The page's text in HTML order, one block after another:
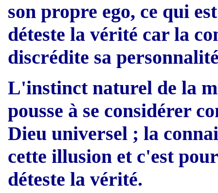
son propre ego, ce qui
déteste la vérité car la
discrédite sa
L'instinct naturel de la
pousse à se considérer
Dieu universel ; la
cette illusion et c'est
déteste la vérité.